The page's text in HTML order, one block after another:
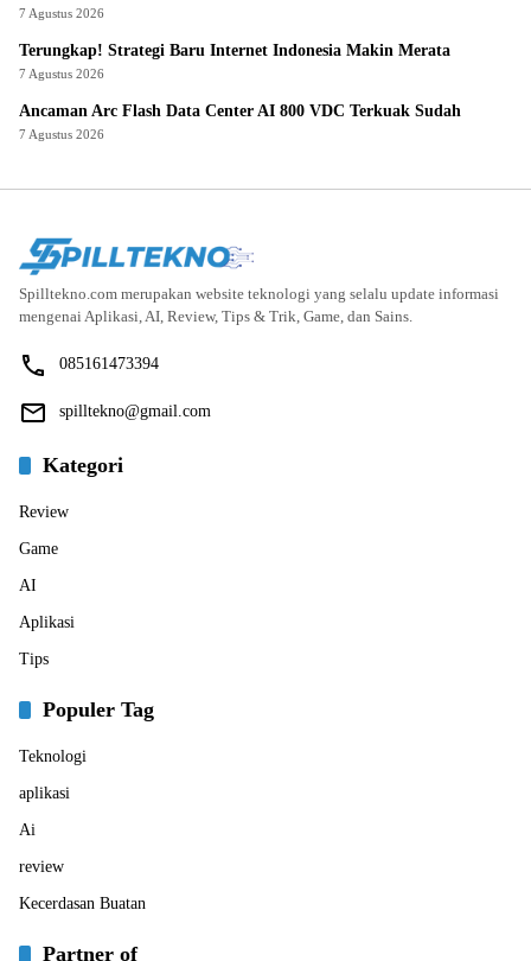
7 Agustus 2026
Terungkap! Strategi Baru Internet Indonesia Makin Merata
7 Agustus 2026
Ancaman Arc Flash Data Center AI 800 VDC Terkuak Sudah
7 Agustus 2026
Spilltekno.com merupakan website teknologi yang selalu update informasi
mengenai Aplikasi, AI, Review, Tips & Trik, Game, dan Sains.
085161473394
spilltekno@gmail.com
Kategori
Review
Game
AI
Aplikasi
Tips
Populer Tag
Teknologi
aplikasi
Ai
review
Kecerdasan Buatan
Partner of